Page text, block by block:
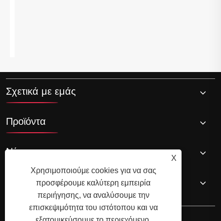
Σχετικά με εμάς
Προϊόντα
Νέα
Επικοινωνήστε μαζί μας
X
Χρησιμοποιούμε cookies για να σας
προσφέρουμε καλύτερη εμπειρία
περιήγησης, να αναλύσουμε την
επισκεψιμότητα του ιστότοπου και να